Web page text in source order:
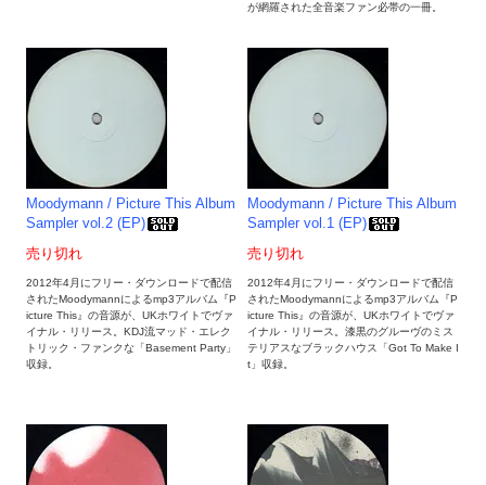
が網羅された全音楽ファン必帯の一冊。
Moodymann / Picture This Album
Sampler vol.2 (EP)
売り切れ
2012年4月にフリー・ダウンロードで配信
されたMoodymannによるmp3アルバム『P
icture This』の音源が、UKホワイトでヴァ
イナル・リリース。KDJ流マッド・エレク
トリック・ファンクな「Basement Party」
収録。
Moodymann / Picture This Album
Sampler vol.1 (EP)
売り切れ
2012年4月にフリー・ダウンロードで配信
されたMoodymannによるmp3アルバム『P
icture This』の音源が、UKホワイトでヴァ
イナル・リリース。漆黒のグルーヴのミス
テリアスなブラックハウス「Got To Make I
t」収録。